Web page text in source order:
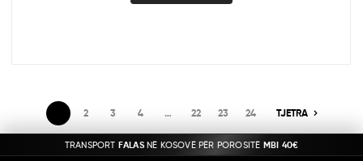
2 3 4 … 22 23 24 TJETRA
TRANSPORT FALASNË KOSOVË PËR POROSITË MBI 40€